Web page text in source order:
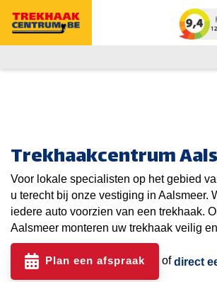
Trekhaakcentrum
Voor lokale specialisten op het gebied
u terecht bij onze vestiging in Aalsmeer.
iedere auto voorzien van een trekhaak.
Aalsmeer monteren uw trekhaak veilig
Plan een afspraak ofdirect